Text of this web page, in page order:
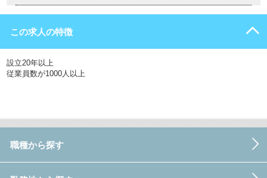
この求人の特徴
設立20年以上
従業員数が1000人以上
職種から探す